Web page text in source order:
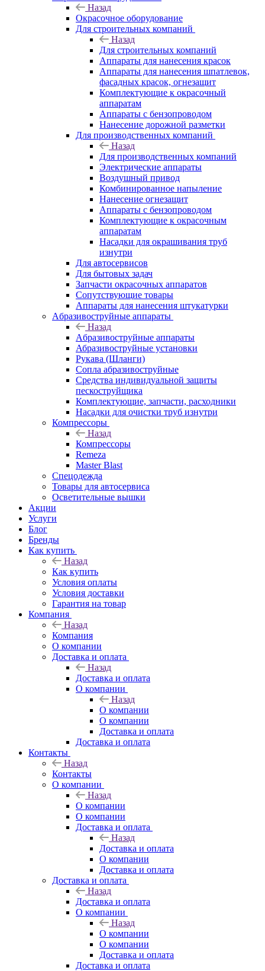
Назад
Окрасочное оборудование
Для строительных компаний
Назад
Для строительных компаний
Аппараты для нанесения красок
Аппараты для нанесения шпатлевок,
фасадных красок, огнезащит
Комплектующие к окрасочный
аппаратам
Аппараты с бензопроводом
Нанесение дорожной разметки
Для производственных компаний
Назад
Для производственных компаний
Электрические аппараты
Воздушный привод
Комбинированное напыление
Нанесение огнезащит
Аппараты с бензопроводом
Комплектующие к окрасочным
аппаратам
Насадки для окрашивания труб
изнутри
Для автосервисов
Для бытовых задач
Запчасти окрасочных аппаратов
Сопутствующие товары
Аппараты для нанесения штукатурки
Aбразивоструйные аппараты
Назад
Aбразивоструйные аппараты
Абразивоструйные установки
Рукава (Шланги)
Сопла абразивоструйные
Средства индивидуальной защиты
пескоструйщика
Комплектующие, запчасти, расходники
Насадки для очистки труб изнутри
Компрессоры
Назад
Компрессоры
Remeza
Master Blast
Спецодежда
Товары для автосервиса
Осветительные вышки
Акции
Услуги
Блог
Бренды
Как купить
Назад
Как купить
Условия оплаты
Условия доставки
Гарантия на товар
Компания
Назад
Компания
О компании
Доставка и оплата
Назад
Доставка и оплата
О компании
Назад
О компании
О компании
Доставка и оплата
Доставка и оплата
Контакты
Назад
Контакты
О компании
Назад
О компании
О компании
Доставка и оплата
Назад
Доставка и оплата
О компании
Доставка и оплата
Доставка и оплата
Назад
Доставка и оплата
О компании
Назад
О компании
О компании
Доставка и оплата
Доставка и оплата